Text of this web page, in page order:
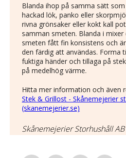
Blanda ihop på samma sätt
hackad lök, panko eller
rivna grönsaker eller kokt kall
samman smeten. Blanda i
smeten fått fin konsistens och
den färdig att användas. Forma
fuktiga händer och tillaga på
på medelhög värme.
Hitta mer information och även
Stek & Grillost - Skånemejerier
(skanemejerier.se)
Skånemejerier Storhushåll AB